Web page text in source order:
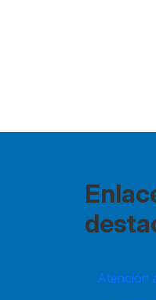
Atención